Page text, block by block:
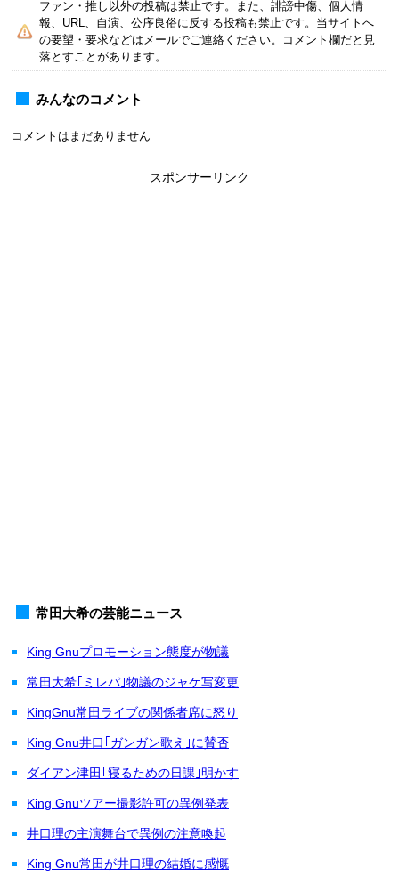
ファン・推し以外の投稿は禁止です。また、誹謗中傷、個人情
報、URL、自演、公序良俗に反する投稿も禁止です。当サイトへ
の要望・要求などはメールでご連絡ください。コメント欄だと見
落とすことがあります。
みんなのコメント
コメントはまだありません
スポンサーリンク
常田大希の芸能ニュース
King Gnuプロモーション態度が物議
常田大希｢ミレパ｣物議のジャケ写変更
KingGnu常田ライブの関係者席に怒り
King Gnu井口｢ガンガン歌え｣に賛否
ダイアン津田｢寝るための日課｣明かす
King Gnuツアー撮影許可の異例発表
井口理の主演舞台で異例の注意喚起
King Gnu常田が井口理の結婚に感慨